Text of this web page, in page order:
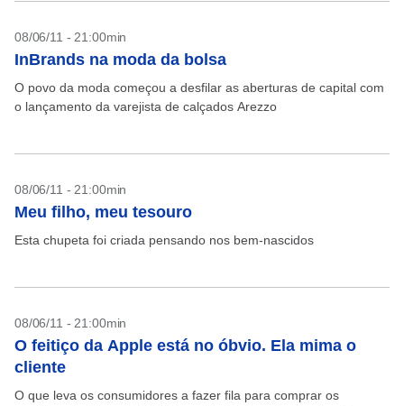
08/06/11 - 21:00min
InBrands na moda da bolsa
O povo da moda começou a desfilar as aberturas de capital com
o lançamento da varejista de calçados Arezzo
08/06/11 - 21:00min
Meu filho, meu tesouro
Esta chupeta foi criada pensando nos bem-nascidos
08/06/11 - 21:00min
O feitiço da Apple está no óbvio. Ela mima o
cliente
O que leva os consumidores a fazer fila para comprar os